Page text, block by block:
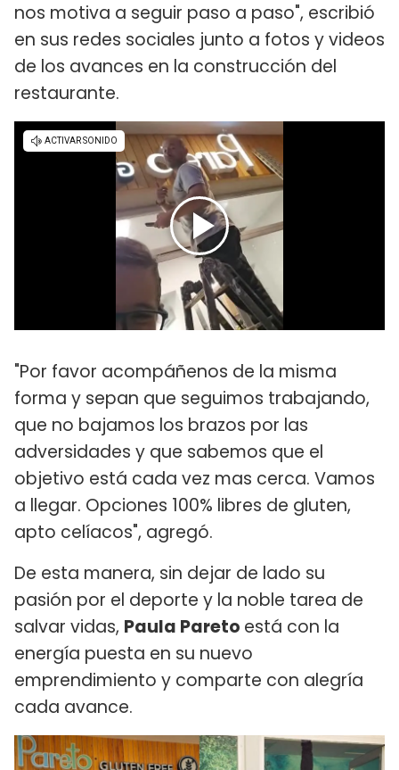
nos motiva a seguir paso a paso", escribió
en sus redes sociales junto a fotos y videos
de los avances en la construcción del
restaurante.
"Por favor acompáñenos de la misma
forma y sepan que seguimos trabajando,
que no bajamos los brazos por las
adversidades y que sabemos que el
objetivo está cada vez mas cerca. Vamos
a llegar. Opciones 100% libres de gluten,
apto celíacos", agregó.
De esta manera, sin dejar de lado su
pasión por el deporte y la noble tarea de
salvar vidas, Paula Pareto está con la
energía puesta en su nuevo
emprendimiento y comparte con alegría
cada avance.